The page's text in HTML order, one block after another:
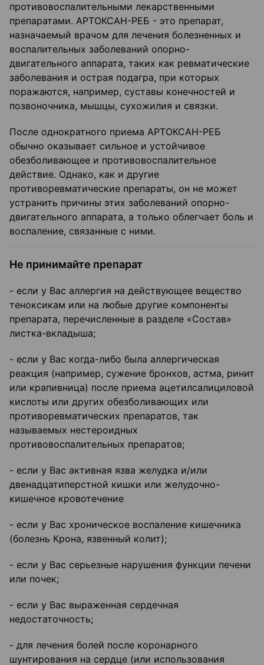
противовоспалительными лекарственными
препаратами. АРТОКСАН-РЕБ - это препарат,
назначаемый врачом для лечения болезненных и
воспалительных заболеваний опорно-
двигательного аппарата, таких как ревматические
заболевания и острая подагра, при которых
поражаются, например, суставы конечностей и
позвоночника, мышцы, сухожилия и связки.
После однократного приема АРТОКСАН-РЕБ
обычно оказывает сильное и устойчивое
обезболивающее и противовоспалительное
действие. Однако, как и другие
противоревматические препараты, он не может
устранить причины этих заболеваний опорно-
двигательного аппарата, а только облегчает боль и
воспаление, связанные с ними.
Не принимайте препарат
- если у Вас аллергия на действующее вещество
теноксикам или на любые другие компоненты
препарата, перечисленные в разделе «Состав»
листка-вкладыша;
- если у Вас когда-либо была аллергическая
реакция (например, сужение бронхов, астма, ринит
или крапивница) после приема ацетилсалициловой
кислоты или других обезболивающих или
противоревматических препаратов, так
называемых нестероидных
противовоспалительных препаратов;
- если у Вас активная язва желудка и/или
двенадцатиперстной кишки или желудочно-
кишечное кровотечение
- если у Вас хроническое воспаление кишечника
(болезнь Крона, язвенный колит);
- если у Вас серьезные нарушения функции печени
или почек;
- если у Вас выраженная сердечная
недостаточность;
- для лечения болей после коронарного
шунтирования на сердце (или использования